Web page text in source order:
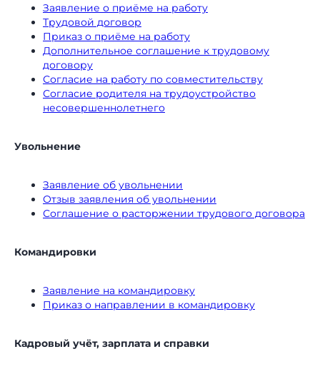
Заявление о приёме на работу
Трудовой договор
Приказ о приёме на работу
Дополнительное соглашение к трудовому
договору
Согласие на работу по совместительству
Согласие родителя на трудоустройство
несовершеннолетнего
Увольнение
Заявление об увольнении
Отзыв заявления об увольнении
Соглашение о расторжении трудового договора
Командировки
Заявление на командировку
Приказ о направлении в командировку
Кадровый учёт, зарплата и справки